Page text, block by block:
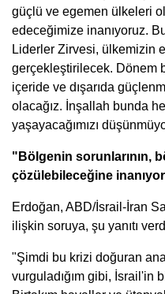
güçlü ve egemen ülkeleri
edeceğimize inanıyoruz.
Liderler Zirvesi, ülkemizin
gerçekleştirilecek. Dönem
içeride ve dışarıda
olacağız. İnşallah bunda
yaşayacağımızı
"Bölgenin sorunlarının,
çözülebileceğine
Erdoğan, ABD/İsrail-İran
ilişkin soruya, şu yanıtı
"Şimdi bu krizi doğuran
vurguladığım gibi, İsrail'in